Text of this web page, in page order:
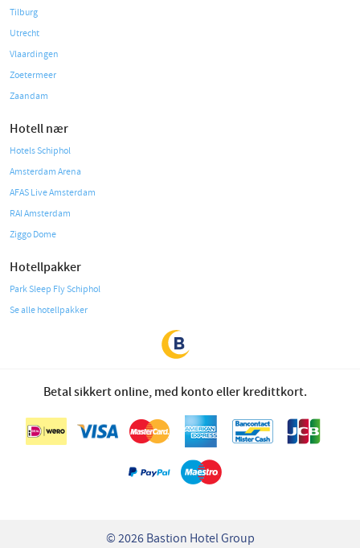
Tilburg
Utrecht
Vlaardingen
Zoetermeer
Zaandam
Hotell nær
Hotels Schiphol
Amsterdam Arena
AFAS Live Amsterdam
RAI Amsterdam
Ziggo Dome
Hotellpakker
Park Sleep Fly Schiphol
Se alle hotellpakker
Betal sikkert online, med konto eller kredittkort.
© 2026 Bastion Hotel Group